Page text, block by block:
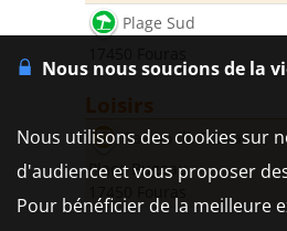
Plage Sud
Loisirs
Casino de Fouras
Place Bugeau
Nous nous soucions de la
Nous utilisons des cookies sur
d'audience et vous proposer
Pour bénéficier de la meilleure